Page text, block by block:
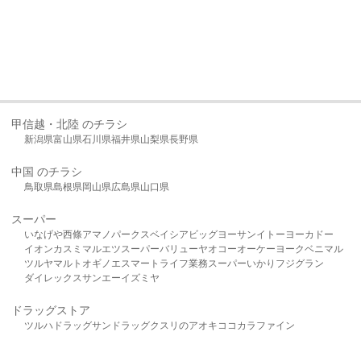
甲信越・北陸 のチラシ
新潟県富山県石川県福井県山梨県長野県
中国 のチラシ
鳥取県島根県岡山県広島県山口県
スーパー
いなげや西條アマノパークスベイシア ビッグヨーサンイトーヨーカドー
イオンカスミ マルエツスーパーバリューヤオコーオーケー ヨークベニマル
ツルヤマルト オギノ エスマート ライフ業務スーパーいかり フジグラン
ダイレックスサンエーイズミヤ
ドラッグストア
ツルハドラッグサンドラッグクスリのアオキ ココカラファイン